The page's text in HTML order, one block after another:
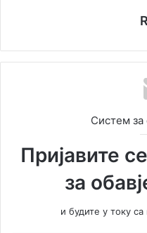
Систем за
Пријавите
за
и будите у току